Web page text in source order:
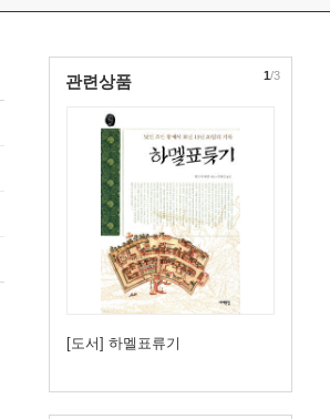
관련상품
[도서] 하멜표류기
1/3